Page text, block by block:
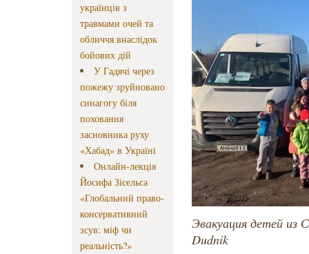
українців з
травмами очей та
обличчя внаслідок
бойових дій
У Гадячі через
пожежу зруйновано
синагогу біля
поховання
засновника руху
«Хабад» в Україні
Онлайн-лекція
Йосифа Зісельса
«Глобальний право-
консервативний
зсув: міф чи
реальність?»
Эвакуация детей из
Dudnik